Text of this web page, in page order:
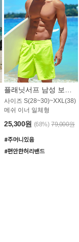
사이즈 S(28~30)~XXL(38)
메쉬 이너 일체형
25,300원 (68%) 79,000원